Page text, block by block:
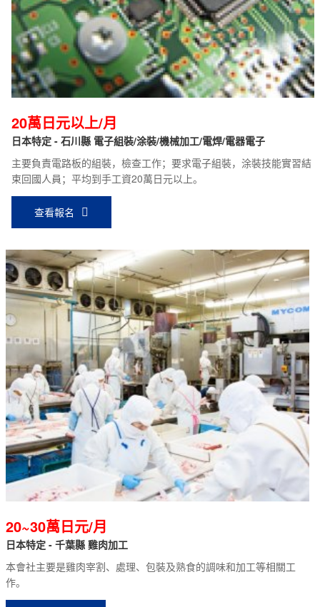
20萬日元以上/月
日本特定 - 石川縣 電子組裝/涂裝/機械加工/電焊/電器電子
主要負責電路板的組裝，檢查工作；要求電子組裝，涂裝技能實習結
束回國人員；平均到手工資20萬日元以上。
查看報名
20~30萬日元/月
日本特定 - 千葉縣 雞肉加工
本會社主要是雞肉宰割、處理、包裝及熟食的調味和加工等相關工
作。